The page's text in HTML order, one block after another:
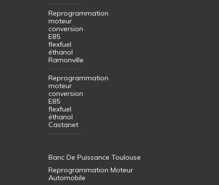
Reprogrammation
moteur
conversion
E85
flexfuel
éthanol
Ramonville
Reprogrammation
moteur
conversion
E85
flexfuel
éthanol
Castanet
Banc De Puissance Toulouse
Reprogrammation Moteur
Automobile